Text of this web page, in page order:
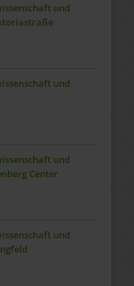
und
und
und
Center
und